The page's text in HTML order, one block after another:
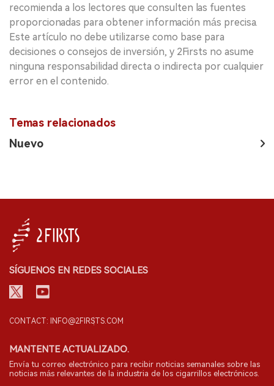
recomienda a los lectores que consulten las fuentes
proporcionadas para obtener información más precisa.
Este artículo no debe utilizarse como base para
decisiones o consejos de inversión, y 2Firsts no asume
ninguna responsabilidad directa o indirecta por cualquier
error en el contenido.
Temas relacionados
Nuevo
SÍGUENOS EN REDES SOCIALES
CONTACT: INFO@2FIRSTS.COM
MANTENTE ACTUALIZADO.
Envía tu correo electrónico para recibir noticias semanales sobre las
noticias más relevantes de la industria de los cigarrillos electrónicos.